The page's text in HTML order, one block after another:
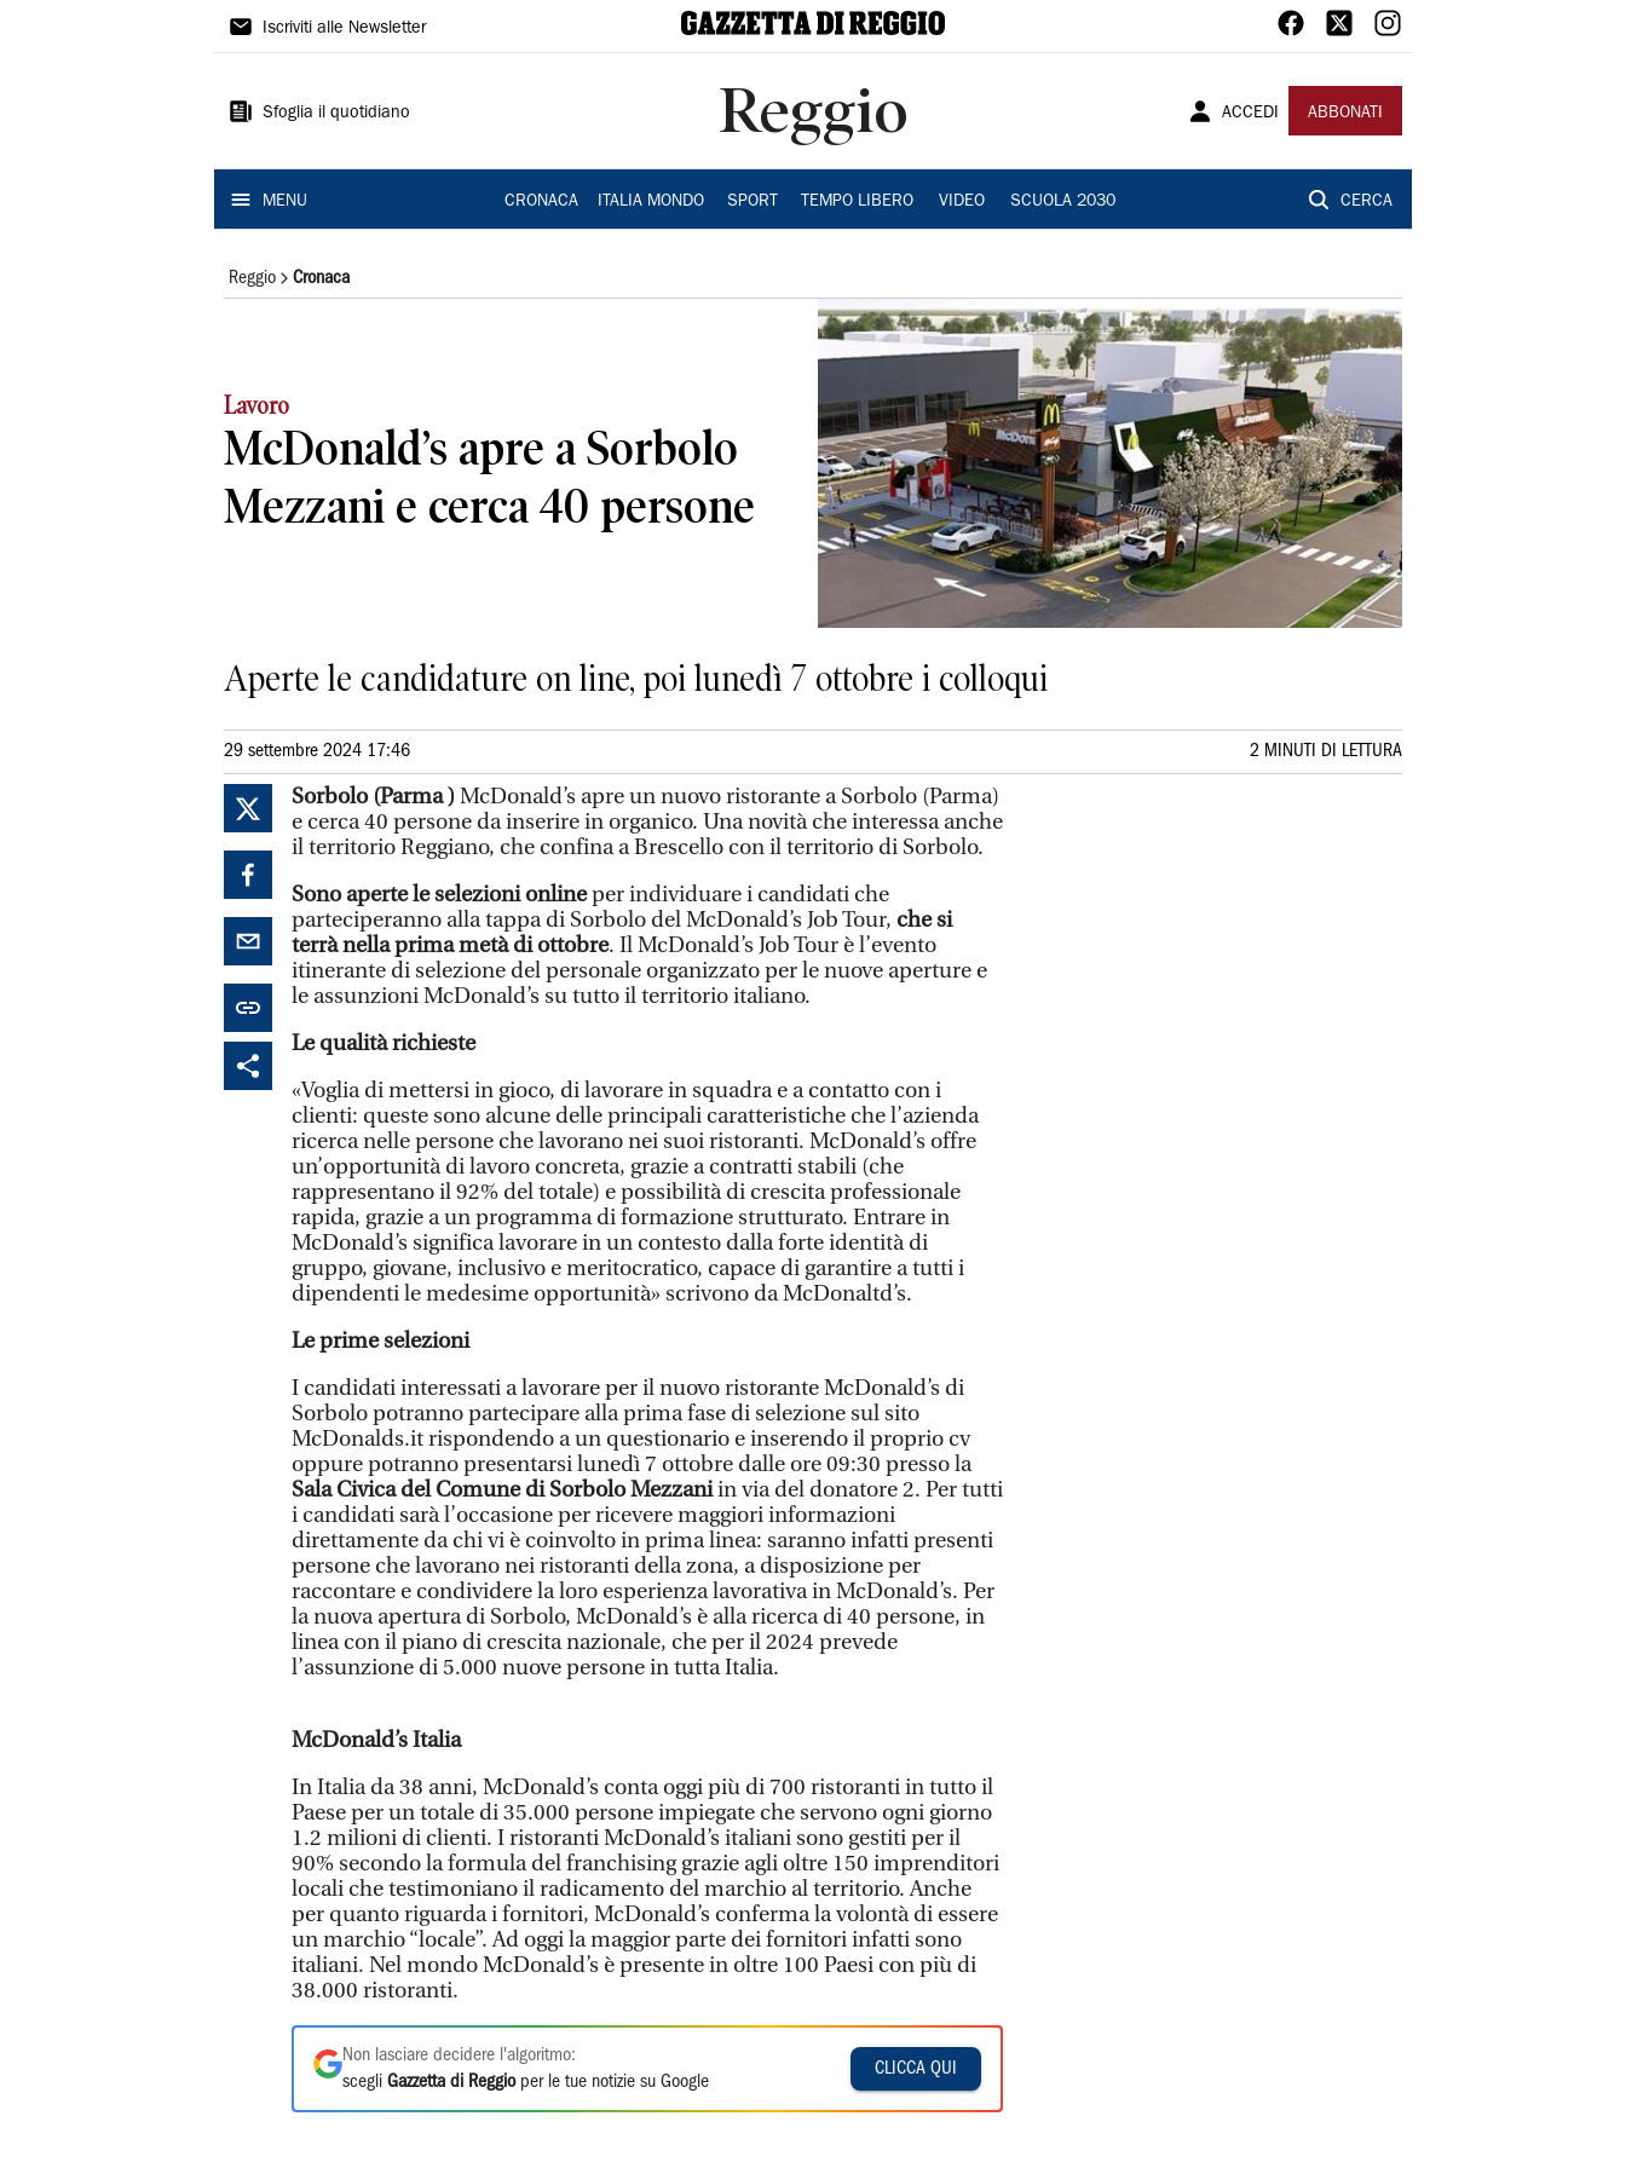
Gazzetta
Reggio
Iscriviti alle Newsletter
Sfoglia il quotidiano Reggio ACCEDI ABBONATI
MENU CRONACA ITALIA MONDO SPORT TEMPO LIBERO VIDEO SCUOLA 2030 CERCA
Reggio Cronaca
Lavoro
McDonald’s apre a Sorbolo
Mezzani e cerca 40 persone
Aperte le candidature on line, poi lunedì 7 ottobre i colloqui
29 settembre 2024 17:46 2 MINUTI DI LETTURA
Sorbolo (Parma )McDonald’s apre un nuovo ristorante a Sorbolo (Parma)
e cerca 40 persone da inserire in organico. Una novità che interessa anche
il territorio Reggiano, che confina a Brescello con il territorio di Sorbolo.
Sono aperte le selezioni onlineper individuare i candidati che
parteciperanno alla tappa di Sorbolo del McDonald’s Job Tour, che si
terrà nella prima metà di ottobre. Il McDonald’s Job Tour è l’evento
itinerante di selezione del personale organizzato per le nuove aperture e
le assunzioni McDonald’s su tutto il territorio italiano.
Le qualità richieste
«Voglia di mettersi in gioco, di lavorare in squadra e a contatto con i
clienti: queste sono alcune delle principali caratteristiche che l’azienda
ricerca nelle persone che lavorano nei suoi ristoranti. McDonald’s offre
un’opportunità di lavoro concreta, grazie a contratti stabili (che
rappresentano il 92% del totale) e possibilità di crescita professionale
rapida, grazie a un programma di formazione strutturato. Entrare in
McDonald’s significa lavorare in un contesto dalla forte identità di
gruppo, giovane, inclusivo e meritocratico, capace di garantire a tutti i
dipendenti le medesime opportunità» scrivono da McDonaltd’s.
Le prime selezioni
I candidati interessati a lavorare per il nuovo ristorante McDonald’s di
Sorbolo potranno partecipare alla prima fase di selezione sul sito
McDonalds.it rispondendo a un questionario e inserendo il proprio cv
oppure potranno presentarsi lunedì 7 ottobre dalle ore 09:30 presso la
Sala Civica del Comune di Sorbolo Mezzaniin via del donatore 2. Per tutti
i candidati sarà l’occasione per ricevere maggiori informazioni
direttamente da chi vi è coinvolto in prima linea: saranno infatti presenti
persone che lavorano nei ristoranti della zona, a disposizione per
raccontare e condividere la loro esperienza lavorativa in McDonald’s. Per
la nuova apertura di Sorbolo, McDonald’s è alla ricerca di 40 persone, in
linea con il piano di crescita nazionale, che per il 2024 prevede
l’assunzione di 5.000 nuove persone in tutta Italia.
McDonald’s Italia
In Italia da 38 anni, McDonald’s conta oggi più di 700 ristoranti in tutto il
Paese per un totale di 35.000 persone impiegate che servono ogni giorno
1.2 milioni di clienti. I ristoranti McDonald’s italiani sono gestiti per il
90% secondo la formula del franchising grazie agli oltre 150 imprenditori
locali che testimoniano il radicamento del marchio al territorio. Anche
per quanto riguarda i fornitori, McDonald’s conferma la volontà di essere
un marchio “locale”. Ad oggi la maggior parte dei fornitori infatti sono
italiani. Nel mondo McDonald’s è presente in oltre 100 Paesi con più di
38.000 ristoranti.
Non lasciare decidere l'algoritmo:
scegli Gazzetta di Reggioper le tue notizie su Google
CLICCA QUI